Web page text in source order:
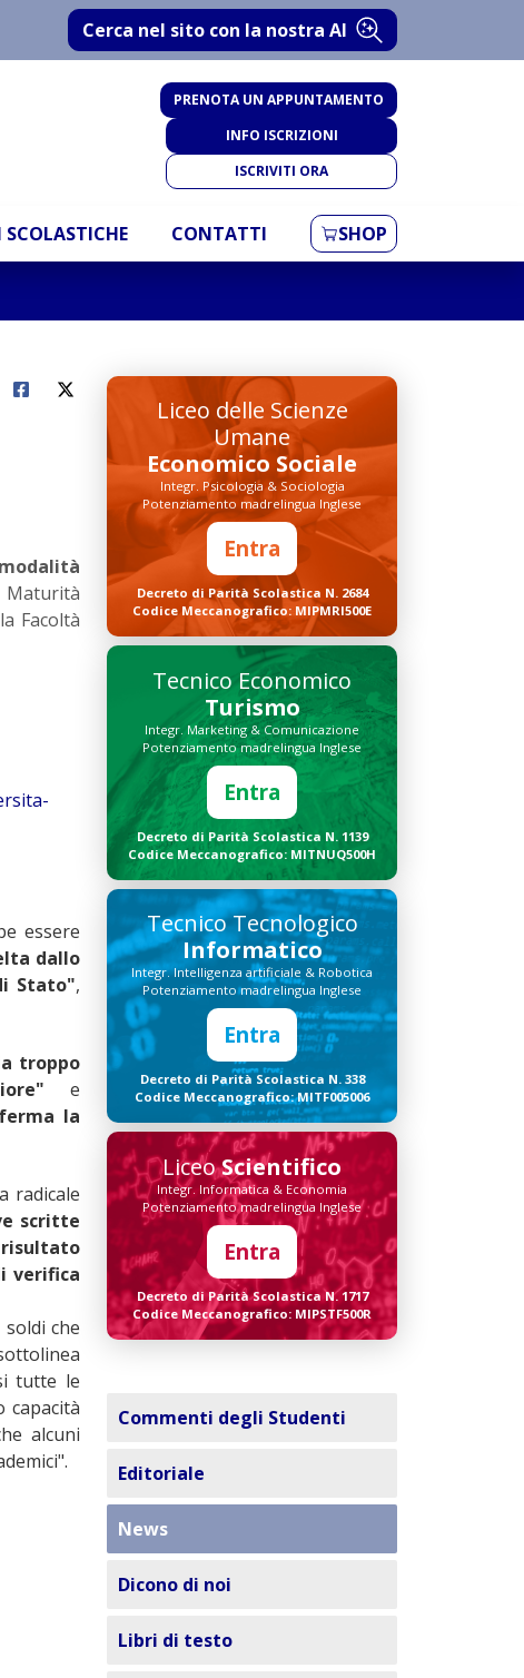
Cerca nel sito con la nostra AI
PRENOTA UN APPUNTAMENTO
INFO ISCRIZIONI
ISCRIVITI ORA
SCOLASTICHE CONTATTI SHOP
Maturità
Facoltà
essere
dallo
Stato",
troppo
e
la
radicale
scritte
verifica
che
tutte le
capacità
alcuni
Liceo delle Scienze
Umane
Economico Sociale
Integr. Psicologia & Sociologia
Potenziamento madrelingua Inglese
Entra
Decreto di Parità Scolastica N. 2684
Codice Meccanografico: MIPMRI500E
Tecnico Economico
Turismo
Integr. Marketing & Comunicazione
Potenziamento madrelingua Inglese
Entra
Decreto di Parità Scolastica N. 1139
Codice Meccanografico: MITNUQ500H
Tecnico Tecnologico
Informatico
Integr. Intelligenza artificiale & Robotica
Potenziamento madrelingua Inglese
Entra
Decreto di Parità Scolastica N. 338
Codice Meccanografico: MITF005006
LiceoScientifico
Integr. Informatica & Economia
Potenziamento madrelingua Inglese
Entra
Decreto di Parità Scolastica N. 1717
Codice Meccanografico: MIPSTF500R
Commenti degli Studenti
Editoriale
News
Dicono di noi
Libri di testo